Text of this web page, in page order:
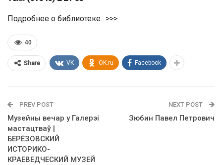
Подробнее о библиотеке…>>>
40
Share VK OK.ru Facebook
PREV POST
Музейны вечар у Галерэі
мастацтваў |
БЕРЁЗОВСКИЙ
ИСТОРИКО-
КРАЕВЕДЧЕСКИЙ МУЗЕЙ
NEXT POST
Зюбин Павел Петрович